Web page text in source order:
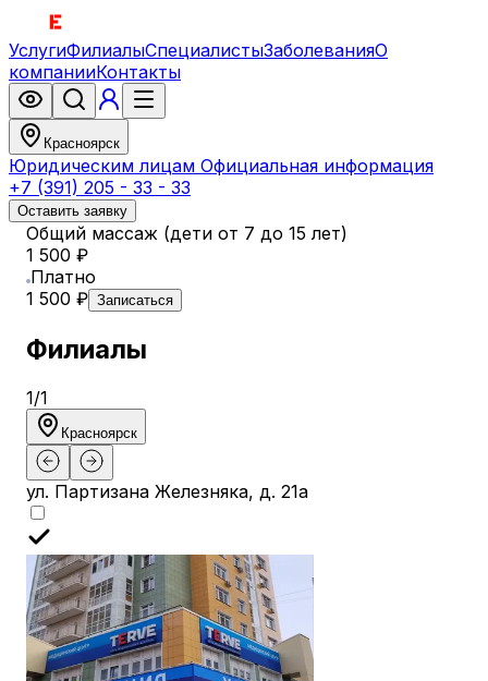
УслугиФилиалыСпециалистыЗаболеванияО
компанииКонтакты
Красноярск
Юридическим лицам Официальная информация
+7 (391) 205 - 33 - 33
Оставить заявку
Общий массаж (дети от 7 до 15 лет)
1 500 ₽
Платно
1 500 ₽ Записаться
Филиалы
1/1
Красноярск
ул. Партизана Железняка, д. 21а